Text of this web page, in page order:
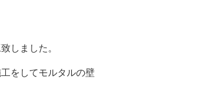
しました。
をしてモルタルの壁